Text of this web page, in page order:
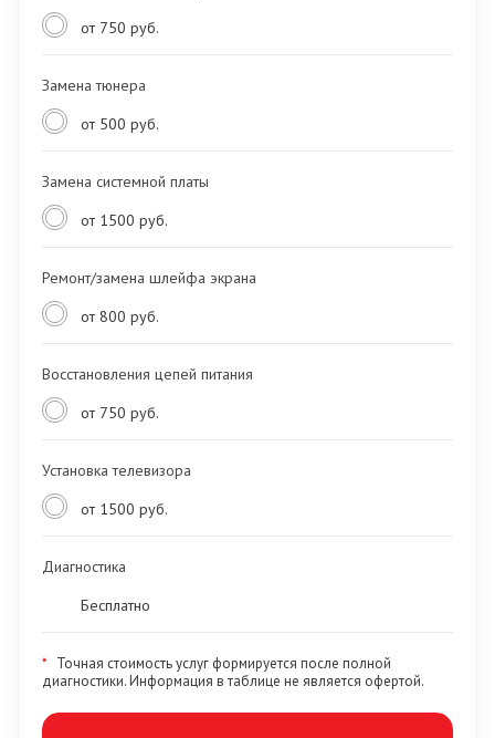
от 750 руб.
Замена тюнера
от 500 руб.
Замена системной платы
от 1500 руб.
Ремонт/замена шлейфа экрана
от 800 руб.
Восстановления цепей питания
от 750 руб.
Установка телевизора
от 1500 руб.
Диагностика
Бесплатно
* Точная стоимость услуг формируется после полной
диагностики. Информация в таблице не является офертой.